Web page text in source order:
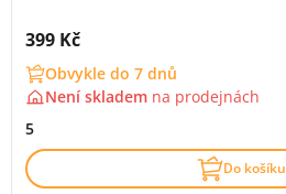
Cena s DPH:
399 Kč
Obvykle do 7 dnů
Není skladem na prodejnách
5
Do košíku